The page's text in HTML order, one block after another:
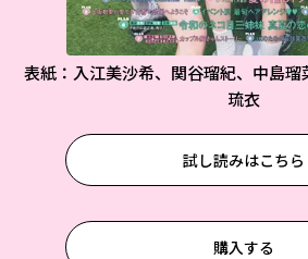
表紙：入江美沙希、関谷瑠紀、中島
琉衣
試し読みはこちら
購入する